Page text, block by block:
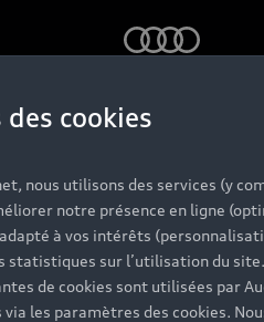
cookies
nous utilisons des services (y
notre présence en ligne
à vos intérêts
statistiques sur l’utilisation du site.
de cookies sont utilisées par
les paramètres des cookies.
:
la